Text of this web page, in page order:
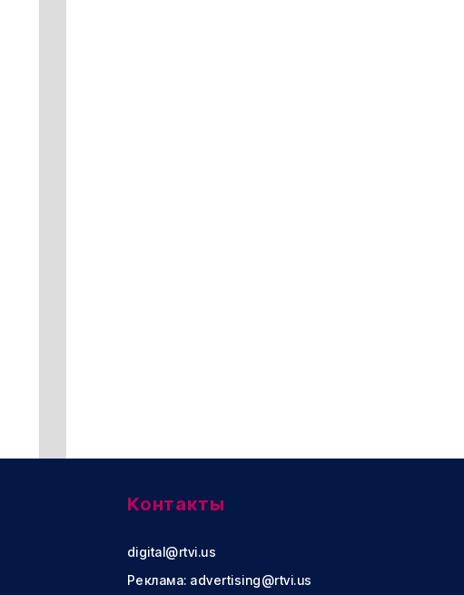
Контакты
digital@rtvi.us
Реклама: advertising@rtvi.us